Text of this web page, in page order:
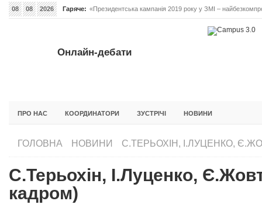
08 08 2026 Гаряче: «Президентська кампанія 2019 року у ЗМІ –
Онлайн-дебати #Відповідальне лідерство. Випуск 3
Онлайн-дебати
ПРО НАС КООРДИНАТОРИ ЗУСТРІЧІ НОВИНИ
ГОЛОВНА НОВИНИ С.ТЕРЬОХІН, І.ЛУЦЕНКО,
С.Терьохін, І.Луценко,
кадром)